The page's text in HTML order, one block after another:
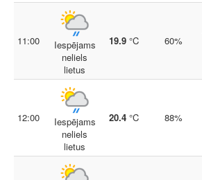
11:00
Iespējams
neliels
lietus
19.9 °C 60%
12:00
Iespējams
neliels
lietus
20.4 °C 88%